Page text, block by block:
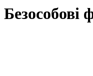
Безособові